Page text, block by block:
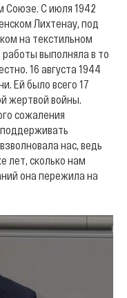
Союзе. С июля 1942
Лихтенау, под
на текстильном
выполняла в то
16 августа 1944
Ей было всего 17
жертвой войны.
сожаления
нас, ведь
лет, сколько нам
она пережила на